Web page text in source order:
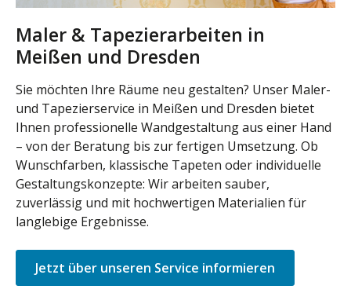
Maler & Tapezierarbeiten in
Meißen und Dresden
Sie möchten Ihre Räume neu gestalten? Unser Maler-
und Tapezierservice in Meißen und Dresden bietet
Ihnen professionelle Wandgestaltung aus einer Hand
– von der Beratung bis zur fertigen Umsetzung. Ob
Wunschfarben, klassische Tapeten oder individuelle
Gestaltungskonzepte: Wir arbeiten sauber,
zuverlässig und mit hochwertigen Materialien für
langlebige Ergebnisse.
Jetzt über unseren Service informieren